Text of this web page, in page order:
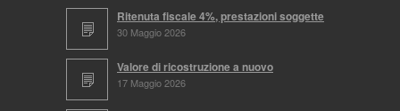
Ritenuta fiscale 4%, prestazioni soggette
30 Maggio 2026
Valore di ricostruzione a nuovo
17 Maggio 2026